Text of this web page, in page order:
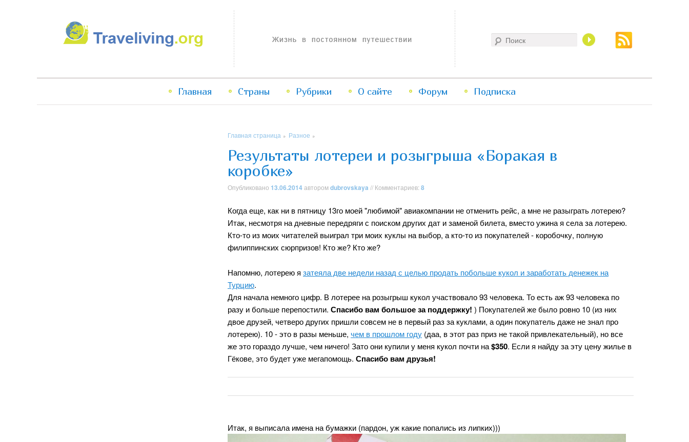
Traveliving
Жизнь в постоянном путешествии
Перейти
Перейти
Главная Страны Рубрики О сайте Форум Подписка
Главная страница » Разное »
Результаты лотереи и розыгрыша «Боракая в
коробке»
Опубликовано 13.06.2014авторомdubrovskaya // Комментариев: 8
Когда еще, как ни в пятницу 13го моей "любимой" авиакомпании не отменить рейс, а мне не разыграть лотерею?
Итак, несмотря на дневные передряги с поиском других дат и заменой билета, вместо ужина я села за лотерею.
Кто-то из моих читателей выиграл три моих куклы на выбор, а кто-то из покупателей - коробочку, полную
филиппинских сюрпризов! Кто же? Кто же?
Напомню, лотерею я затеяла две недели назад с целью продать побольше кукол и заработать денежек на
Турцию.
Для начала немного цифр. В лотерее на розыгрыш кукол участвовало 93 человека. То есть аж 93 человека по
разу и больше перепостили. Спасибо вам большое за поддержку! ) Покупателей же было ровно 10 (из них
двое друзей, четверо других пришли совсем не в первый раз за куклами, а один покупатель даже не знал про
лотерею). 10 - это в разы меньше, чем в прошлом году (даа, в этот раз приз не такой привлекательный), но все
же это гораздо лучше, чем ничего! Зато они купили у меня кукол почти на$350. Если я найду за эту цену жилье в
Гёкове, это будет уже мегапомощь. Спасибо вам друзья!
Итак, я выписала имена на бумажки (пардон, уж какие попались из липких)))